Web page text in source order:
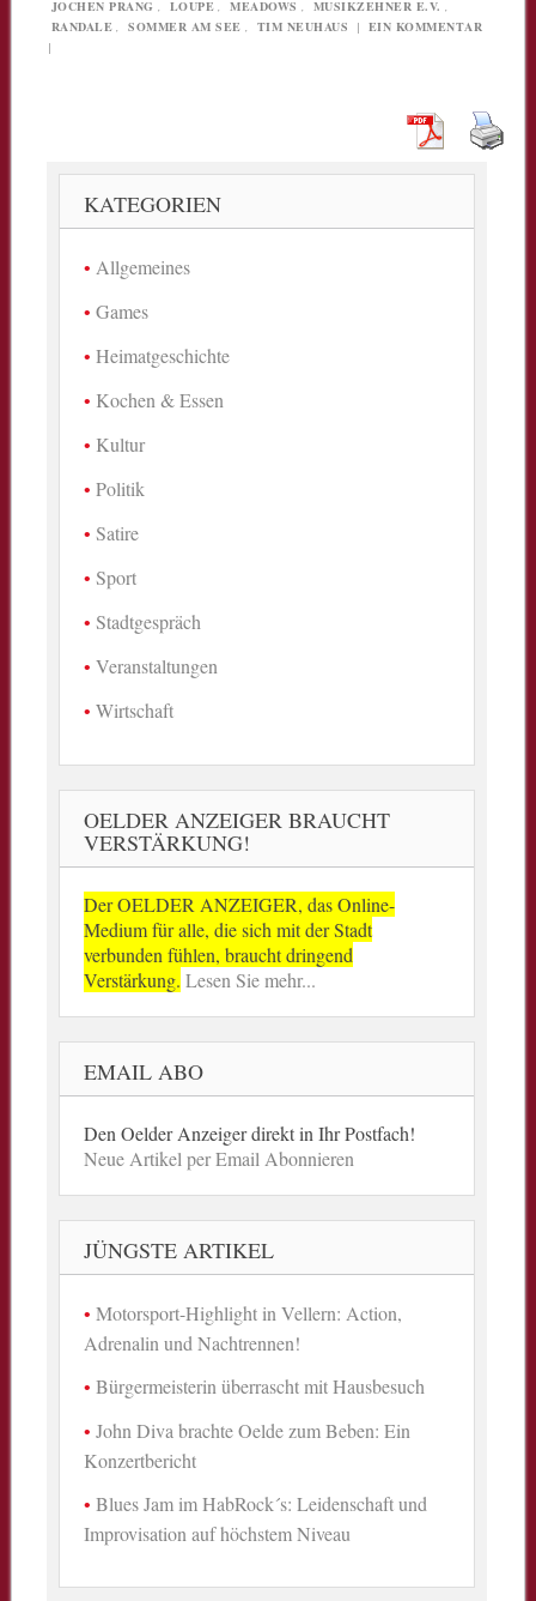
JOCHEN PRANG
LOUPE MEADOWS MUSIKZEHNER E.V.
RANDALE
SOMMER AM SEE TIM NEUHAUS | EIN KOMMENTAR
|
KATEGORIEN
Allgemeines
Games
Heimatgeschichte
Kochen & Essen
Kultur
Politik
Satire
Sport
Stadtgespräch
Veranstaltungen
Wirtschaft
OELDER ANZEIGER BRAUCHT
VERSTÄRKUNG!
Der OELDER ANZEIGER, das Online-
Medium für alle, die sich mit der Stadt
verbunden fühlen, braucht dringend
Verstärkung. Lesen Sie mehr...
EMAIL ABO
Den Oelder Anzeiger direkt in Ihr Postfach!
Neue Artikel per Email Abonnieren
JÜNGSTE ARTIKEL
Motorsport-Highlight in Vellern: Action,
Adrenalin und Nachtrennen!
Bürgermeisterin überrascht mit Hausbesuch
John Diva brachte Oelde zum Beben: Ein
Konzertbericht
Blues Jam im HabRock´s: Leidenschaft und
Improvisation auf höchstem Niveau